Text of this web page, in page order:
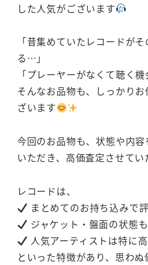
した人気がございます
「昔集めていたレコードが
る…」
「プレーヤーがなくて聴く
そんなお品物も、しっかり
ざいます
今回のお品物も、状態や内
いただき、高価査定させて
レコードは、
まとめてのお持ち込みで
ジャケット・盤面の状態
人気アーティストは特に
といった特徴があり、思わ